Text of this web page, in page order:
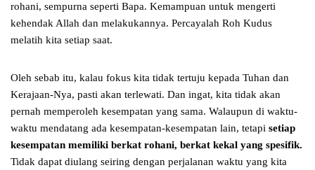
rohani, sempurna seperti Bapa. Kemampuan untuk mengerti
kehendak Allah dan melakukannya. Percayalah Roh Kudus
melatih kita setiap saat.
Oleh sebab itu, kalau fokus kita tidak tertuju kepada Tuhan dan
Kerajaan-Nya, pasti akan terlewati. Dan ingat, kita tidak akan
pernah memperoleh kesempatan yang sama. Walaupun di waktu-
waktu mendatang ada kesempatan-kesempatan lain, tetapi setiap
kesempatan memiliki berkat rohani, berkat kekal yang spesifik.
Tidak dapat diulang seiring dengan perjalanan waktu yang kita